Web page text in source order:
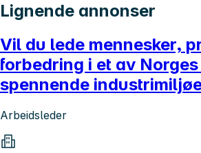
Lignende annonser
Vil du lede mennesker,
forbedring i et av
spennende
Arbeidsleder